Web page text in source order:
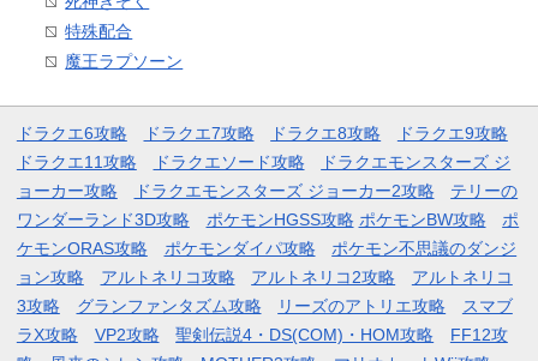
特殊配合
魔王ラプソーン
ドラクエ6攻略 ドラクエ7攻略 ドラクエ8攻略
ドラクエ9攻略
ドラクエ11攻略
ドラクエソード攻略
ドラクエモンスターズ ジ
ョーカー攻略
ドラクエモンスターズ ジョーカー2攻略
テリーの
ワンダーランド3D攻略
ポケモンHGSS攻略 ポケモンBW攻略
ポ
ケモンORAS攻略
ポケモンダイパ攻略
ポケモン不思議のダンジ
ョン攻略
アルトネリコ攻略 アルトネリコ2攻略
アルトネリコ
3攻略
グランファンタズム攻略 リーズのアトリエ攻略
スマブ
ラX攻略
VP2攻略 聖剣伝説4・DS(COM)・HOM攻略
FF12攻